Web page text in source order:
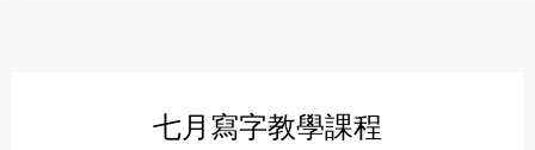
七月寫字教學課程